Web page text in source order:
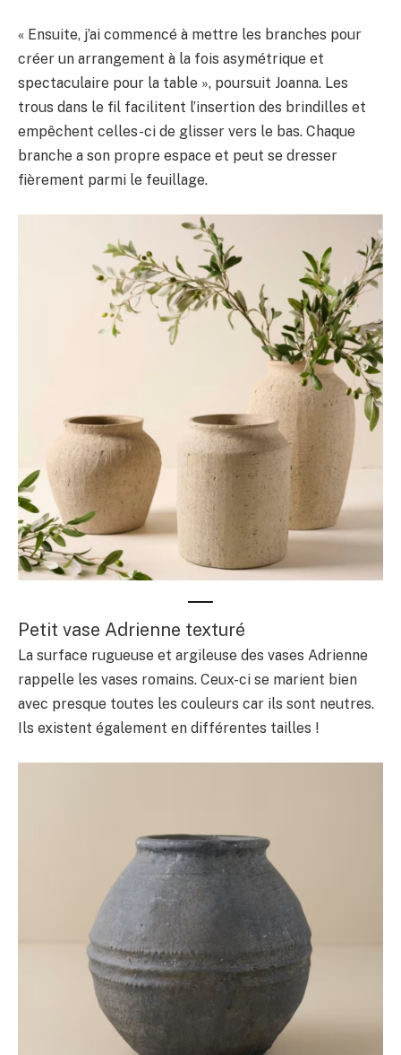
« Ensuite, j’ai commencé à mettre les branches pour
créer un arrangement à la fois asymétrique et
spectaculaire pour la table », poursuit Joanna. Les
trous dans le fil facilitent l’insertion des brindilles et
empêchent celles-ci de glisser vers le bas. Chaque
branche a son propre espace et peut se dresser
fièrement parmi le feuillage.
Petit vase Adrienne texturé
La surface rugueuse et argileuse des vases Adrienne
rappelle les vases romains. Ceux-ci se marient bien
avec presque toutes les couleurs car ils sont neutres.
Ils existent également en différentes tailles !